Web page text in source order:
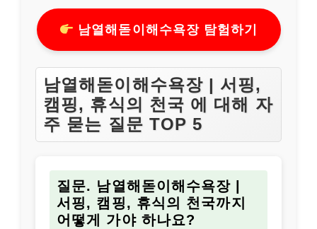
남열해돋이해수욕장 탐험하기
남열해돋이해수욕장 | 서핑,
캠핑, 휴식의 천국 에 대해 자
주 묻는 질문 TOP 5
질문. 남열해돋이해수욕장 |
서핑, 캠핑, 휴식의 천국까지
어떻게 가야 하나요?